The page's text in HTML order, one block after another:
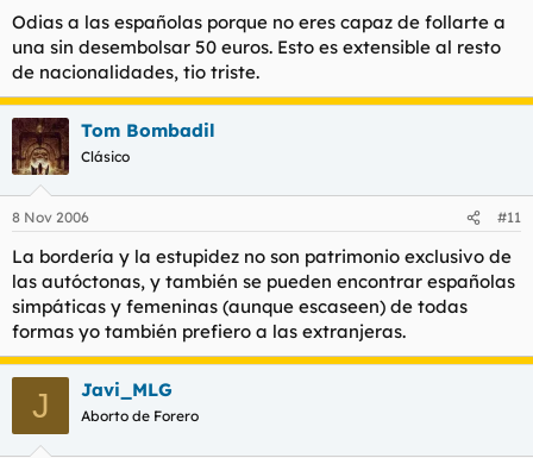
Odias a las españolas porque no eres capaz de follarte a
una sin desembolsar 50 euros. Esto es extensible al resto
de nacionalidades, tio triste.
Tom Bombadil
Clásico
8 Nov 2006 #11
La bordería y la estupidez no son patrimonio exclusivo de
las autóctonas, y también se pueden encontrar españolas
simpáticas y femeninas (aunque escaseen) de todas
formas yo también prefiero a las extranjeras.
J Javi_MLG
Aborto de Forero